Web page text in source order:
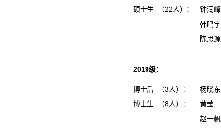
硕士生 （22人）：
钟润
韩鸣
陈思
2019级：
博士后 （3人）：
杨晓
博士生 （8人）：
黄莹
赵一